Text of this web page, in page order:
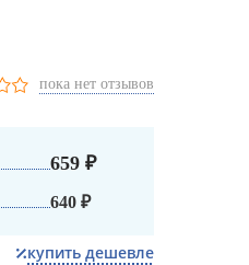
пока нет отзывов
659 ₽
640 ₽
купить дешевле